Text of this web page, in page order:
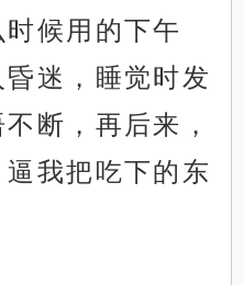
候用的下午
迷，睡觉时发
断，再后来，
我把吃下的东